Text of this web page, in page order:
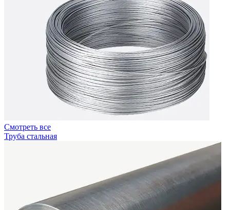
Смотреть все
Труба стальная